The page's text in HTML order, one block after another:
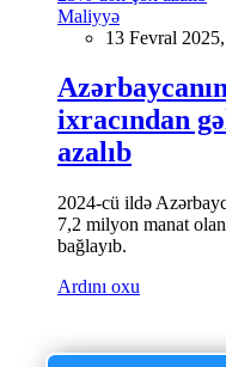
Maliyyə
13 Fevral
ixracından
azalıb
2024-cü ildə
7,2 milyon manat
bağlayıb.
Ardını oxu